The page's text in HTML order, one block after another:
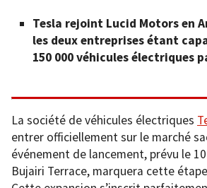
Tesla rejoint Lucid Motors en
les deux entreprises étant
150 000 véhicules électriques
La société de véhicules électriques
entrer officiellement sur le marché
événement de lancement, prévu le
Bujairi Terrace, marquera cette